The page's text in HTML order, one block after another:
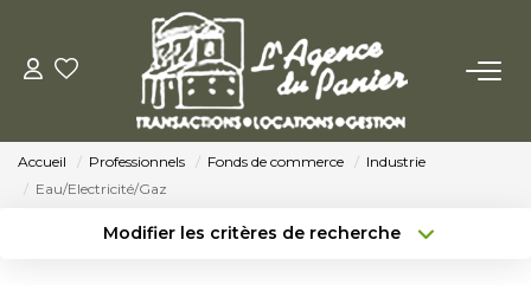
ACHETER
Accueil Professionnels Fonds de commerce
Industrie
Eau/Electricité/Gaz
Modifier les critères de recherche